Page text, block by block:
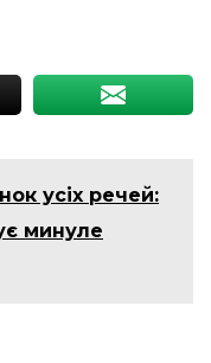
усіх речей:
минуле